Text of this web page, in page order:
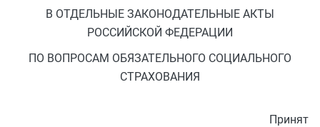
В ОТДЕЛЬНЫЕ ЗАКОНОДАТЕЛЬНЫЕ АКТЫ
РОССИЙСКОЙ ФЕДЕРАЦИИ
ПО ВОПРОСАМ ОБЯЗАТЕЛЬНОГО СОЦИАЛЬНОГО
СТРАХОВАНИЯ
Принят